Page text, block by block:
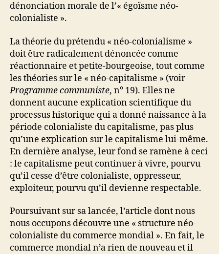
dénonciation morale de l’« égoïsme néo-
colonialiste ».
La théorie du prétendu « néo-colonialisme »
doit être radicalement dénoncée comme
réactionnaire et petite-bourgeoise, tout comme
les théories sur le « néo-capitalisme » (voir
Programme communiste, n° 19). Elles ne
donnent aucune explication scientifique du
processus historique qui a donné naissance à la
période colonialiste du capitalisme, pas plus
qu’une explication sur le capitalisme lui-même.
En dernière analyse, leur fond se ramène à ceci
: le capitalisme peut continuer à vivre, pourvu
qu’il cesse d’être colonialiste, oppresseur,
exploiteur, pourvu qu’il devienne respectable.
Poursuivant sur sa lancée, l’article dont nous
nous occupons découvre une « structure néo-
colonialiste du commerce mondial ». En fait, le
commerce mondial n’a rien de nouveau et il